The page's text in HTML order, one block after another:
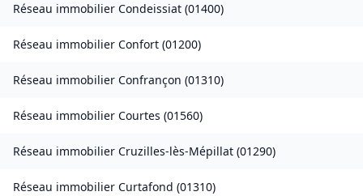
Réseau immobilier Condeissiat (01400)
Réseau immobilier Confort (01200)
Réseau immobilier Confrançon (01310)
Réseau immobilier Courtes (01560)
Réseau immobilier Cruzilles-lès-Mépillat (01290)
Réseau immobilier Curtafond (01310)